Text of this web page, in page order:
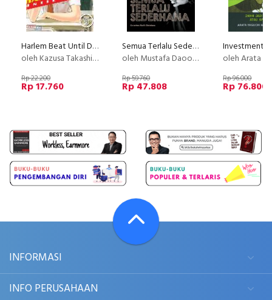
Harlem Beat Until Dawn 05
oleh Kazusa Takashima
Rp 22.200
Rp 17.760
Semua Terlalu Sederhana [NON TTD]
oleh Mustafa Daood (Mustafa Debu)
Rp 59.760
Rp 47.808
oleh Arata Yaguchi,
Rp 96.000
Rp 76.800
INFORMASI
INFO PERUSAHAAN